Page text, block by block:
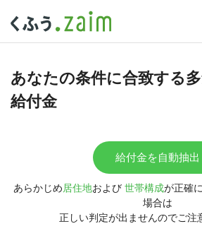
あなたの条件に合致する
給付金
給付金を自動抽出
あらかじめ居住地および 世帯構成が正確
場合は
正しい判定が出ませんのでご注